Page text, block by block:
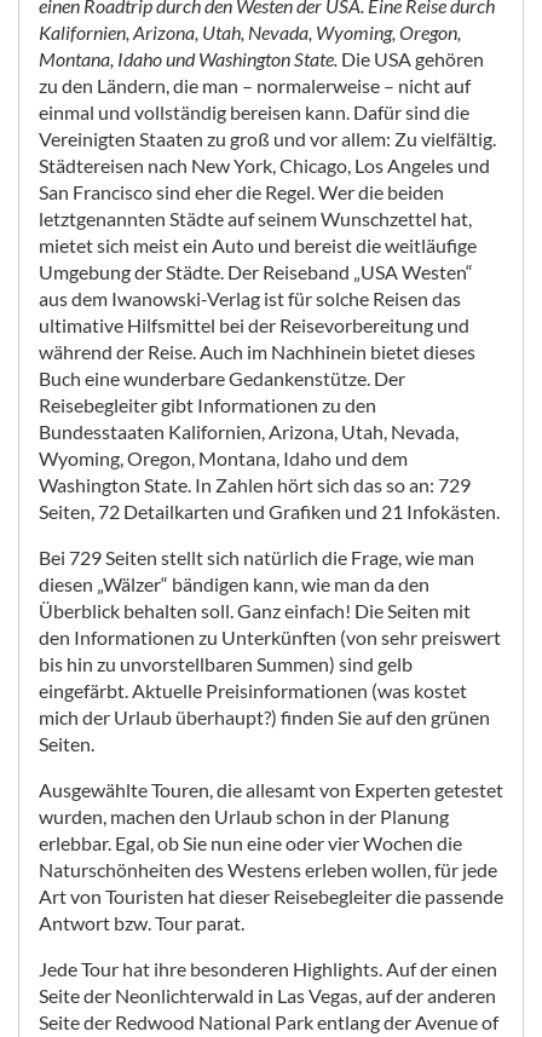
einen Roadtrip durch den Westen der USA. Eine Reise durch
Kalifornien, Arizona, Utah, Nevada, Wyoming, Oregon,
Montana, Idaho und Washington State. Die USA gehören
zu den Ländern, die man – normalerweise – nicht auf
einmal und vollständig bereisen kann. Dafür sind die
Vereinigten Staaten zu groß und vor allem: Zu vielfältig.
Städtereisen nach New York, Chicago, Los Angeles und
San Francisco sind eher die Regel. Wer die beiden
letztgenannten Städte auf seinem Wunschzettel hat,
mietet sich meist ein Auto und bereist die weitläufige
Umgebung der Städte. Der Reiseband „USA Westen“
aus dem Iwanowski-Verlag ist für solche Reisen das
ultimative Hilfsmittel bei der Reisevorbereitung und
während der Reise. Auch im Nachhinein bietet dieses
Buch eine wunderbare Gedankenstütze. Der
Reisebegleiter gibt Informationen zu den
Bundesstaaten Kalifornien, Arizona, Utah, Nevada,
Wyoming, Oregon, Montana, Idaho und dem
Washington State. In Zahlen hört sich das so an: 729
Seiten, 72 Detailkarten und Grafiken und 21 Infokästen.
Bei 729 Seiten stellt sich natürlich die Frage, wie man
diesen „Wälzer“ bändigen kann, wie man da den
Überblick behalten soll. Ganz einfach! Die Seiten mit
den Informationen zu Unterkünften (von sehr preiswert
bis hin zu unvorstellbaren Summen) sind gelb
eingefärbt. Aktuelle Preisinformationen (was kostet
mich der Urlaub überhaupt?) finden Sie auf den grünen
Seiten.
Ausgewählte Touren, die allesamt von Experten getestet
wurden, machen den Urlaub schon in der Planung
erlebbar. Egal, ob Sie nun eine oder vier Wochen die
Naturschönheiten des Westens erleben wollen, für jede
Art von Touristen hat dieser Reisebegleiter die passende
Antwort bzw. Tour parat.
Jede Tour hat ihre besonderen Highlights. Auf der einen
Seite der Neonlichterwald in Las Vegas, auf der anderen
Seite der Redwood National Park entlang der Avenue of